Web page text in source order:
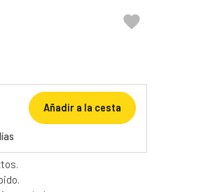

Añadir a la cesta